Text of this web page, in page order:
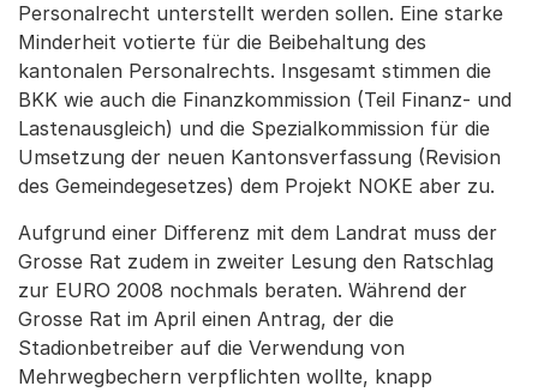
Personalrecht unterstellt werden sollen. Eine starke
Minderheit votierte für die Beibehaltung des
kantonalen Personalrechts. Insgesamt stimmen die
BKK wie auch die Finanzkommission (Teil Finanz- und
Lastenausgleich) und die Spezialkommission für die
Umsetzung der neuen Kantonsverfassung (Revision
des Gemeindegesetzes) dem Projekt NOKE aber zu.
Aufgrund einer Differenz mit dem Landrat muss der
Grosse Rat zudem in zweiter Lesung den Ratschlag
zur EURO 2008 nochmals beraten. Während der
Grosse Rat im April einen Antrag, der die
Stadionbetreiber auf die Verwendung von
Mehrwegbechern verpflichten wollte, knapp